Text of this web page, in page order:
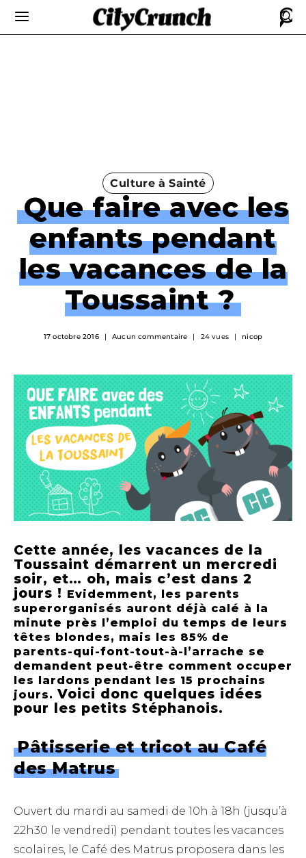
Culture à Sainté
Que faire avec les
enfants pendant
les vacances de la
Toussaint ?
17 octobre 2016 Aucun commentaire 24 vues nicop
Cette année, les vacances de la
Toussaint démarrent un mercredi
soir, et… oh, mais c’est dans 2
jours ! Evidemment, les parents
superorganisés auront déjà calé à la
minute près l’emploi du temps de leurs
têtes blondes, mais les 85% de
parents-qui-font-tout-à-l’arrache se
demandent peut-être comment occuper
les lardons pendant les 15 prochains
jours. Voici donc quelques idées
pour les petits Stéphanois.
Pâtisserie et tricot au Café
des Matrus
Ouvert du mardi au samedi de 10h à 18h (jusqu’à
22h30 le vendredi) pendant toutes les vacances
scolaires, le Café des Matrus proposera dans les